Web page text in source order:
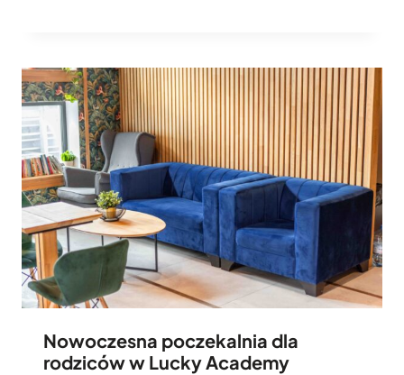
Nowoczesna poczekalnia dla
rodziców w Lucky Academy